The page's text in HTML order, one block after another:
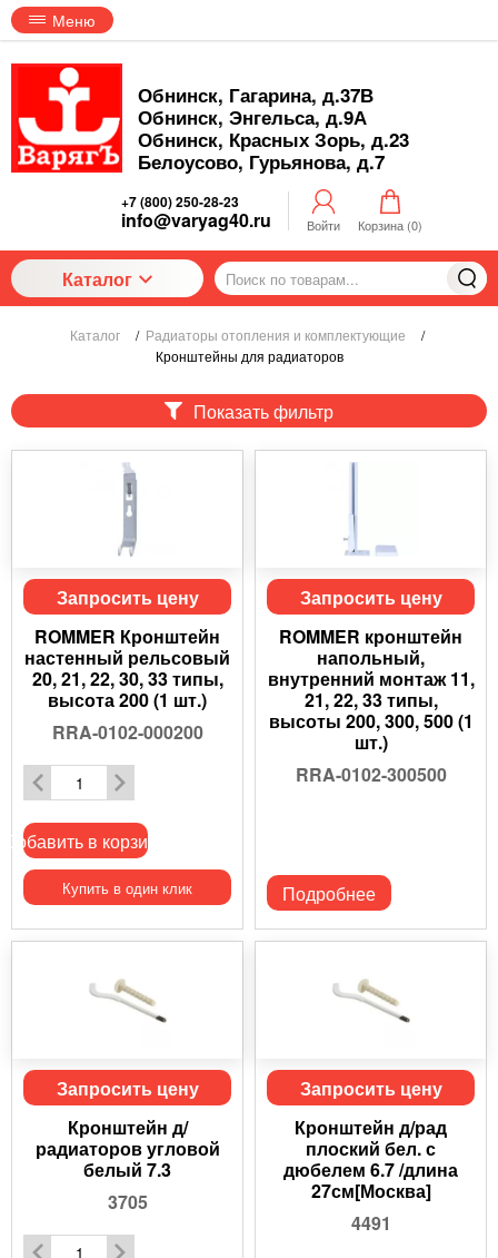
Меню
Обнинск, Гагарина, д.37В
Обнинск, Энгельса, д.9А
Обнинск, Красных Зорь, д.23
Белоусово, Гурьянова, д.7
+7 (800) 250-28-23
info@varyag40.ru Войти Корзина (0)
Каталог
Каталог / Радиаторы отопления и комплектующие
/
Кронштейны для радиаторов
Показать фильтр
Запросить цену
ROMMER Кронштейн
настенный рельсовый
20, 21, 22, 30, 33 типы,
высота 200 (1 шт.)
RRA-0102-000200
Добавить в корзину
Купить в один клик
Запросить цену
ROMMER кронштейн
напольный,
внутренний монтаж 11,
21, 22, 33 типы,
высоты 200, 300, 500 (1
шт.)
RRA-0102-300500
Подробнее
Запросить цену
Кронштейн д/
радиаторов угловой
белый 7.3
3705
Запросить цену
Кронштейн д/рад
плоский бел. с
дюбелем 6.7 /длина
27см[Москва]
4491